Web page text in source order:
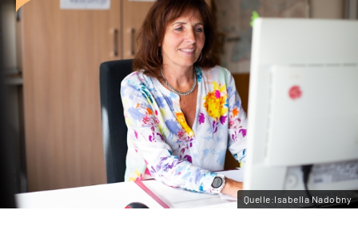
Sozialdienste & Zuweisende
Erweiterte Suche
Gebärdensprache
Leichte Sprache
Quelle:Isabella Nadobny